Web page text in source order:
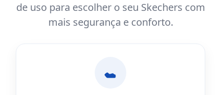
de uso para escolher o seu Skechers com
mais segurança e conforto.